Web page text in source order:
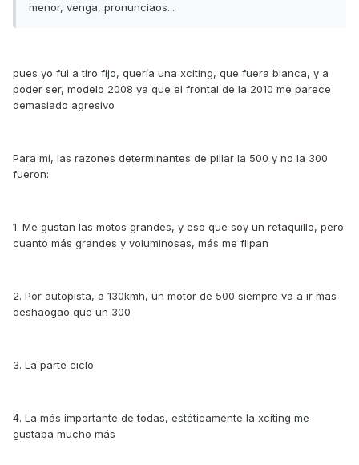
menor, venga, pronunciaos...
pues yo fui a tiro fijo, quería una xciting, que fuera blanca, y a
poder ser, modelo 2008 ya que el frontal de la 2010 me parece
demasiado agresivo
Para mí, las razones determinantes de pillar la 500 y no la 300
fueron:
1. Me gustan las motos grandes, y eso que soy un retaquillo, pero
cuanto más grandes y voluminosas, más me flipan
2. Por autopista, a 130kmh, un motor de 500 siempre va a ir mas
deshaogao que un 300
3. La parte ciclo
4. La más importante de todas, estéticamente la xciting me
gustaba mucho más